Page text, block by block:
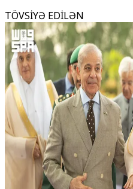
TÖVSİYƏ EDİLƏN